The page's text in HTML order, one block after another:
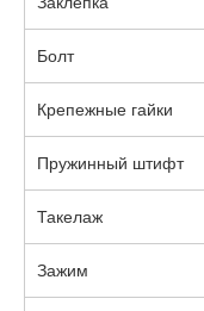
Болт
Крепежные гайки
Пружинный штифт
Такелаж
Зажим